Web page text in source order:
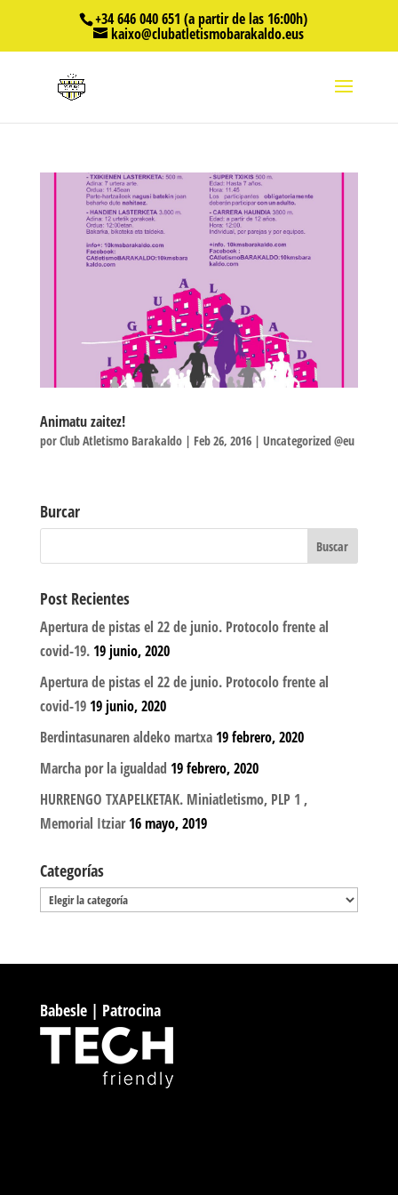
+34 646 040 651 (a partir de las 16:00h)
kaixo@clubatletismobarakaldo.eus
Animatu zaitez!
porClub Atletismo Barakaldo| Feb 26, 2016| Uncategorized @eu
Burcar
Post Recientes
Apertura de pistas el 22 de junio. Protocolo frente al
covid-19. 19 junio, 2020
Apertura de pistas el 22 de junio. Protocolo frente al
covid-19 19 junio, 2020
Berdintasunaren aldeko martxa 19 febrero, 2020
Marcha por la igualdad 19 febrero, 2020
HURRENGO TXAPELKETAK. Miniatletismo, PLP 1 ,
Memorial Itziar 16 mayo, 2019
Categorías
Categorías
Babesle | Patrocina